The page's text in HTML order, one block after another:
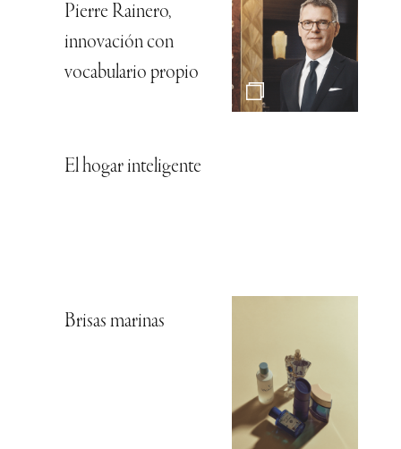
Pierre Rainero,
innovación con
vocabulario propio
El hogar inteligente
Brisas marinas